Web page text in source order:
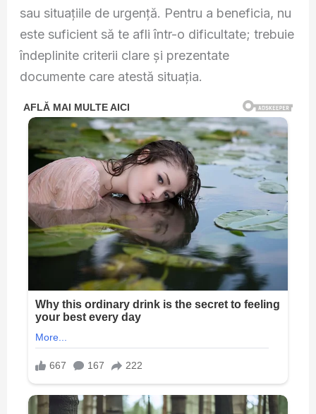
sau situațiile de urgență. Pentru a beneficia, nu
este suficient să te afli într-o dificultate; trebuie
îndeplinite criterii clare și prezentate
documente care atestă situația.